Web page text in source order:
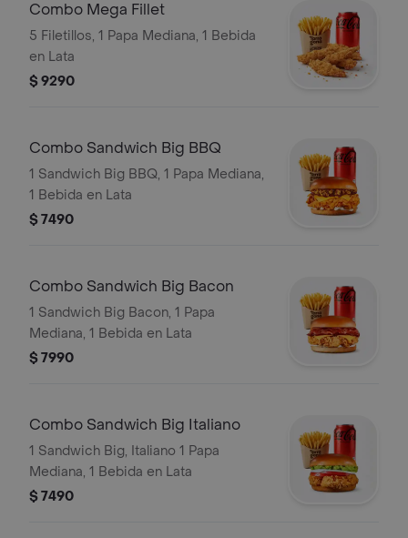
Combo Mega Fillet
5 Filetillos, 1 Papa Mediana, 1 Bebida
en Lata
$ 9290
Combo Sandwich Big BBQ
1 Sandwich Big BBQ, 1 Papa Mediana,
1 Bebida en Lata
$ 7490
Combo Sandwich Big Bacon
1 Sandwich Big Bacon, 1 Papa
Mediana, 1 Bebida en Lata
$ 7990
Combo Sandwich Big Italiano
1 Sandwich Big, Italiano 1 Papa
Mediana, 1 Bebida en Lata
$ 7490